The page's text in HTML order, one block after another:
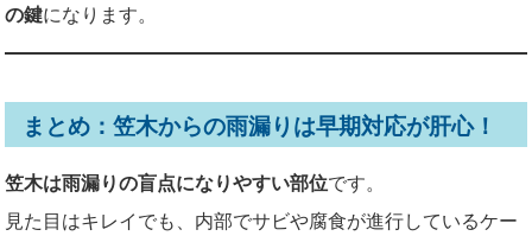
の鍵になります。
まとめ：笠木からの雨漏りは早期対応が肝心！
笠木は雨漏りの盲点になりやすい部位です。
見た目はキレイでも、内部でサビや腐食が進行しているケー